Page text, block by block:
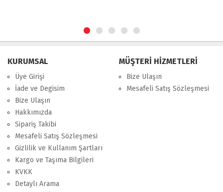
KURUMSAL
Üye Girişi
İade ve Degisim
Bize Ulaşın
Hakkımızda
Sipariş Takibi
Mesafeli Satış Sözleşmesi
Gizlilik ve Kullanım Şartları
Kargo ve Taşıma Bilgileri
KVKK
Detaylı Arama
MÜŞTERİ HİZMETLERİ
Bize Ulaşın
Mesafeli Satış Sözleşmesi